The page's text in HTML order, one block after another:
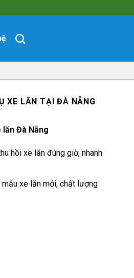
XE LĂN TẠI ĐÀ NẴNG
lăn Đà Nẵng
hồi xe lăn đúng giờ, nhanh
xe lăn mới, chất lượng